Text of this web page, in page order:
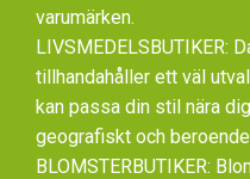
varumärken.
LIVSMEDELSBUTIKER:
tillhandahåller ett väl
kan passa din stil nära
geografiskt och
BLOMSTERBUTIKER: